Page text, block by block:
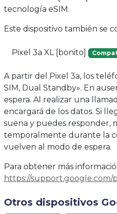
tecnología eSIM.
Este dispositivo también se
Pixel 3a XL [bonito]
A partir del Pixel 3a, los
SIM, Dual Standby». En
espera. Al realizar una
encargará de los datos. Si
suena y puedes responder,
temporalmente durante la
vuelven al modo de espera.
Para obtener más
https://support.google.com/
Otros dispositivos